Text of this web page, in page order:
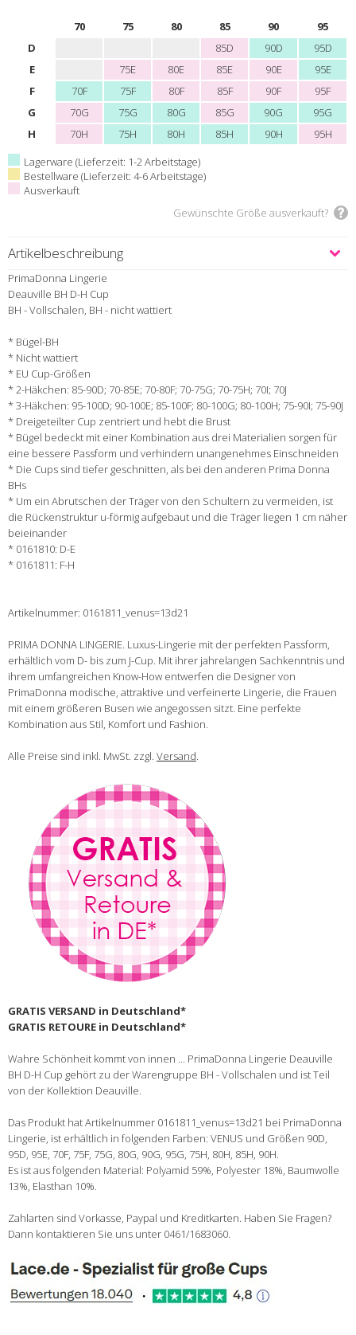
70 75 80 85 90
95
D
85D 90D
95D
E
75E 80E 85E 90E
95E
F
70F 75F 80F 85F 90F
95F
G
70G 75G 80G 85G 90G
95G
H
70H 75H 80H 85H 90H
95H
Lagerware (Lieferzeit: 1-2 Arbeitstage)
Bestellware (Lieferzeit: 4-6 Arbeitstage)
Ausverkauft
Gewünschte Größe ausverkauft?
Artikelbeschreibung
PrimaDonna Lingerie
Deauville BH D-H Cup
BH - Vollschalen, BH - nicht wattiert
* Bügel-BH
* Nicht wattiert
* EU Cup-Größen
* 2-Häkchen: 85-90D; 70-85E; 70-80F; 70-75G; 70-75H; 70I; 70J
* 3-Häkchen: 95-100D; 90-100E; 85-100F; 80-100G; 80-100H; 75-90I; 75-90J
* Dreigeteilter Cup zentriert und hebt die Brust
* Bügel bedeckt mit einer Kombination aus drei Materialien sorgen für
eine bessere Passform und verhindern unangenehmes Einschneiden
* Die Cups sind tiefer geschnitten, als bei den anderen Prima Donna
BHs
* Um ein Abrutschen der Träger von den Schultern zu vermeiden, ist
die Rückenstruktur u-förmig aufgebaut und die Träger liegen 1 cm näher
beieinander
* 0161810: D-E
* 0161811: F-H
Artikelnummer: 0161811_venus=13d21
PRIMA DONNA LINGERIE. Luxus-Lingerie mit der perfekten Passform,
erhältlich vom D- bis zum J-Cup. Mit ihrer jahrelangen Sachkenntnis und
ihrem umfangreichen Know-How entwerfen die Designer von
PrimaDonna modische, attraktive und verfeinerte Lingerie, die Frauen
mit einem größeren Busen wie angegossen sitzt. Eine perfekte
Kombination aus Stil, Komfort und Fashion.
Alle Preise sind inkl. MwSt. zzgl. Versand.
GRATIS VERSAND in Deutschland*
GRATIS RETOURE in Deutschland*
Wahre Schönheit kommt von innen ... PrimaDonna Lingerie Deauville
BH D-H Cup gehört zu der Warengruppe BH - Vollschalen und ist Teil
von der Kollektion Deauville.
Das Produkt hat Artikelnummer 0161811_venus=13d21 bei PrimaDonna
Lingerie, ist erhältlich in folgenden Farben: VENUS und Größen 90D,
95D, 95E, 70F, 75F, 75G, 80G, 90G, 95G, 75H, 80H, 85H, 90H.
Es ist aus folgenden Material: Polyamid 59%, Polyester 18%, Baumwolle
13%, Elasthan 10%.
Zahlarten sind Vorkasse, Paypal und Kreditkarten. Haben Sie Fragen?
Dann kontaktieren Sie uns unter 0461/1683060.